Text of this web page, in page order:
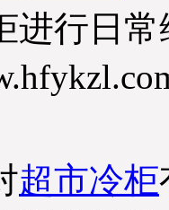
进行日
超市冷柜